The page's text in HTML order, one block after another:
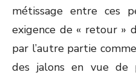
métissage entre ces
exigence de « retour »
par l’autre partie
des jalons en vue de